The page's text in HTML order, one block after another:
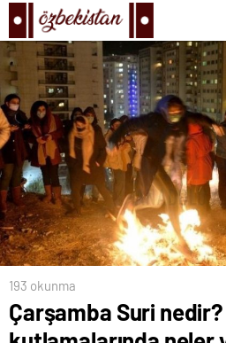
193 okunma
Çarşamba Suri
yöntemler…